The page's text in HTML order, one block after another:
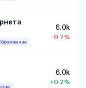
6.0k
-0.7%
6.0k
+0.2%